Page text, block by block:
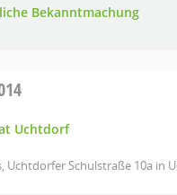
Bekanntmachung
Uchtdorf
Uchtdorfer Schulstraße 10a in